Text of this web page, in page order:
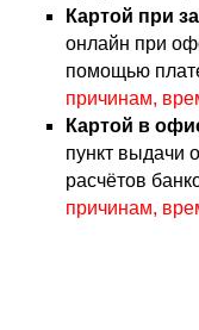
Картой при
онлайн при
помощью
причинам,
Картой в
пункт выдачи
расчётов
причинам,